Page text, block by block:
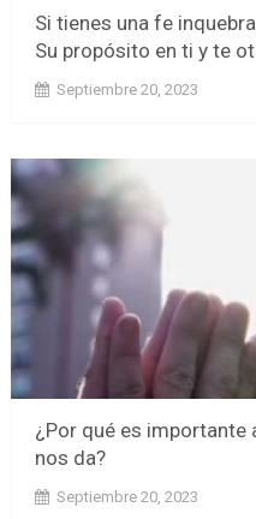
Si tienes una fe
Su propósito en ti y te
Septiembre 20, 2023
¿Por qué es importante
nos da?
Septiembre 20, 2023